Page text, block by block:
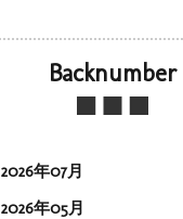
Backnumber
2026年07月
2026年05月